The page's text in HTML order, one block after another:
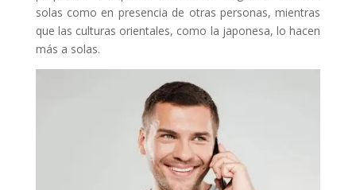
solas como en presencia de otras personas, mientras
que las culturas orientales, como la japonesa, lo hacen
más a solas.